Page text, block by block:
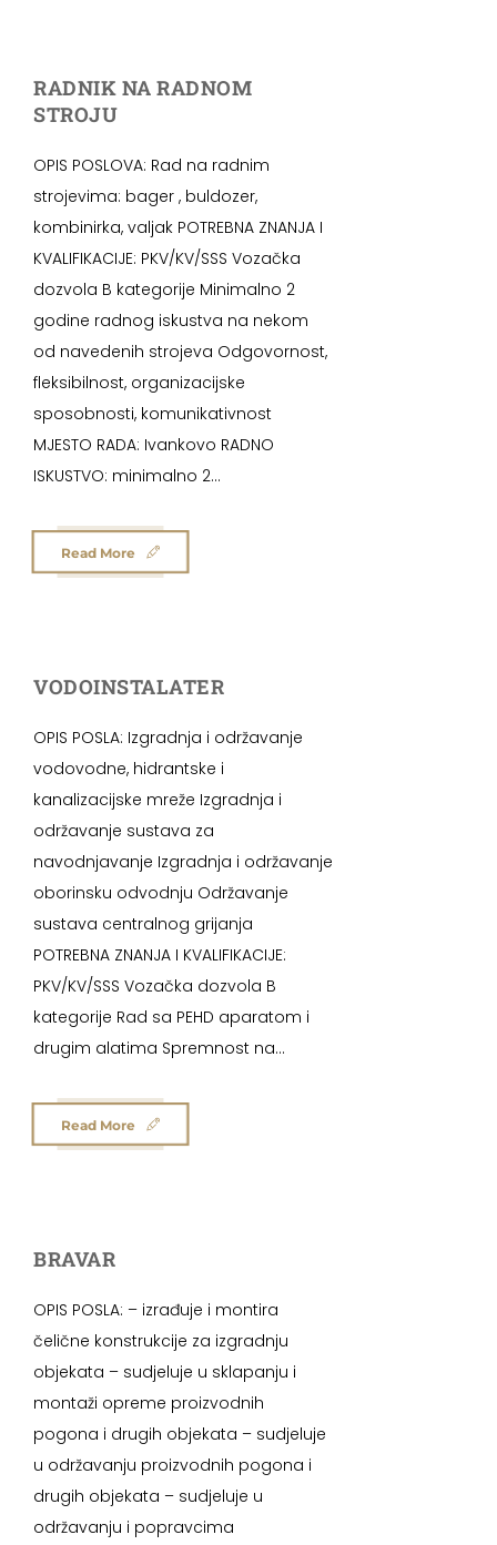
RADNIK NA RADNOM
STROJU
OPIS POSLOVA: Rad na radnim
strojevima: bager , buldozer,
kombinirka, valjak POTREBNA ZNANJA I
KVALIFIKACIJE: PKV/KV/SSS Vozačka
dozvola B kategorije Minimalno 2
godine radnog iskustva na nekom
od navedenih strojeva Odgovornost,
fleksibilnost, organizacijske
sposobnosti, komunikativnost
MJESTO RADA: Ivankovo RADNO
ISKUSTVO: minimalno 2...
Read More
VODOINSTALATER
OPIS POSLA: Izgradnja i održavanje
vodovodne, hidrantske i
kanalizacijske mreže Izgradnja i
održavanje sustava za
navodnjavanje Izgradnja i održavanje
oborinsku odvodnju Održavanje
sustava centralnog grijanja
POTREBNA ZNANJA I KVALIFIKACIJE:
PKV/KV/SSS Vozačka dozvola B
kategorije Rad sa PEHD aparatom i
drugim alatima Spremnost na...
Read More
BRAVAR
OPIS POSLA: – izrađuje i montira
čelične konstrukcije za izgradnju
objekata – sudjeluje u sklapanju i
montaži opreme proizvodnih
pogona i drugih objekata – sudjeluje
u održavanju proizvodnih pogona i
drugih objekata – sudjeluje u
održavanju i popravcima